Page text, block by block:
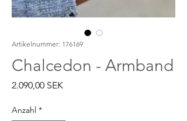
Artikelnummer: 176169
Chalcedon - Armband
2.090,00 SEKPreis
Anzahl *